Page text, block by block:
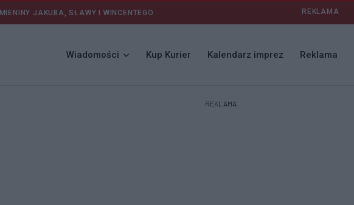
IMIENINY JAKUBA, SŁAWY I WINCENTEGO REKLAMA
Wiadomości Kup Kurier Kalendarz imprez Reklama
REKLAMA